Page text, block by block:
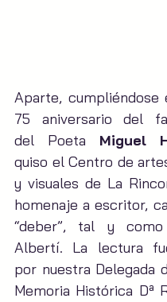
Aparte, cumpliéndose
75 aniversario del
del Poeta Miguel
quiso el Centro de
y visuales de La
homenaje a escritor,
“deber”, tal y como
Albertí. La lectura
por nuestra Delegada
Memoria Histórica Dª